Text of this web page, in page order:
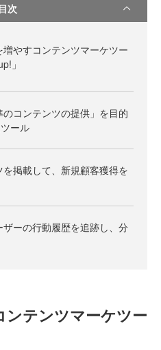
目次
増やすコンテンツマーケツー
」
のコンテンツの提供」を目的
ール
を掲載して、新規顧客獲得を
ザーの行動履歴を追跡し、分
ンテンツマーケツー